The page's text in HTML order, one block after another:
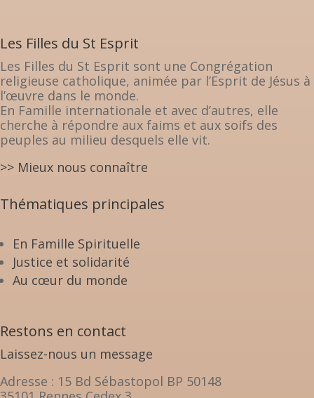
Les Filles du St Esprit
Les Filles du St Esprit sont une Congrégation
religieuse catholique, animée par l’Esprit de Jésus à
l’œuvre dans le monde.
En Famille internationale et avec d’autres, elle
cherche à répondre aux faims et aux soifs des
peuples au milieu desquels elle vit.
>> Mieux nous connaître
Thématiques principales
En Famille Spirituelle
Justice et solidarité
Au cœur du monde
Restons en contact
Laissez-nous un message
Adresse : 15 Bd Sébastopol BP 50148